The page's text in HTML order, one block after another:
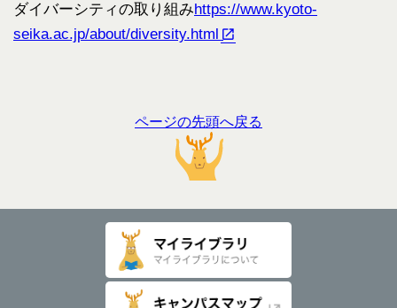
ダイバーシティの取り組みhttps://www.kyoto-
seika.ac.jp/about/diversity.html
ページの先頭へ戻る